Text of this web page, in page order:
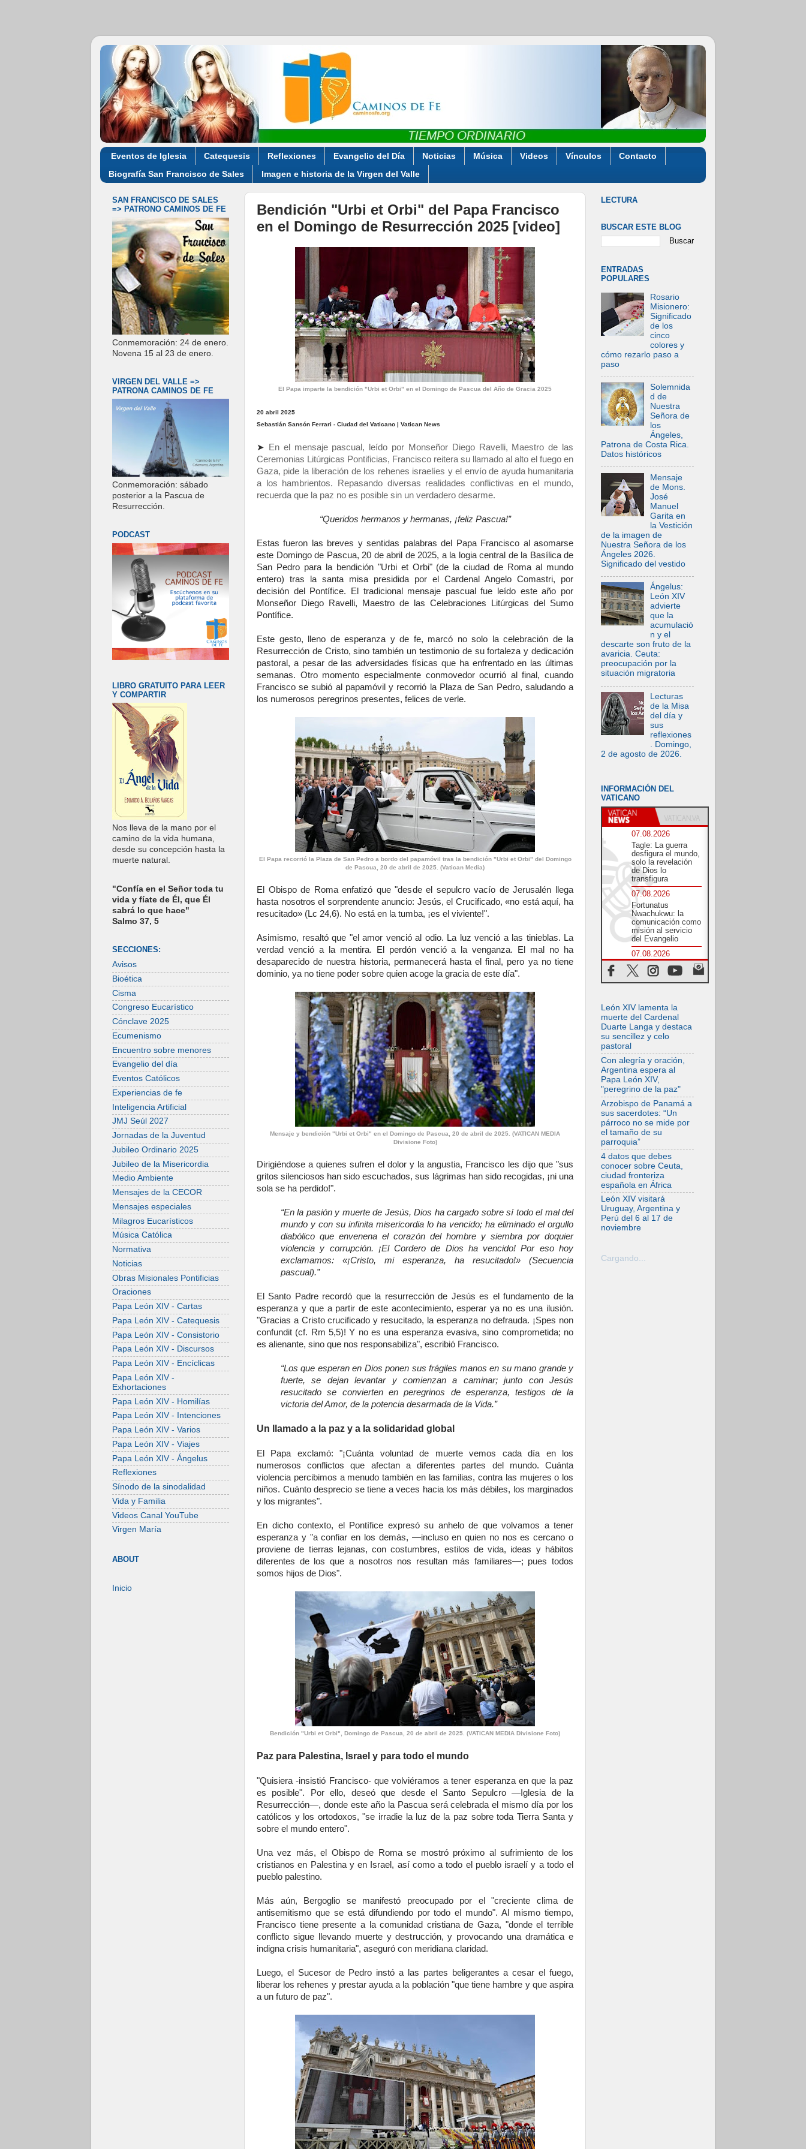
Eventos de Iglesia Catequesis Reflexiones Evangelio del Día Noticias Música Videos Vínculos
Contacto
Biografía San Francisco de Sales
Imagen e historia de la Virgen del Valle
Bendición "Urbi et Orbi" del Papa Francisco
en el Domingo de Resurrección 2025 [video]
El Papa imparte la bendición "Urbi et Orbi" en el Domingo de Pascua del Año de Gracia 2025
20 abril 2025
Sebastián Sansón Ferrari - Ciudad del Vaticano | Vatican News
➤
En el mensaje pascual, leído por Monseñor Diego Ravelli, Maestro de las
Ceremonias Litúrgicas Pontificias, Francisco reitera su llamado al alto el fuego en
Gaza, pide la liberación de los rehenes israelíes y el envío de ayuda humanitaria
a los hambrientos. Repasando diversas realidades conflictivas en el mundo,
recuerda que la paz no es posible sin un verdadero desarme.
“Queridos hermanos y hermanas, ¡feliz Pascua!”
Estas fueron las breves y sentidas palabras del Papa Francisco al asomarse
este Domingo de Pascua, 20 de abril de 2025, a la logia central de la Basílica de
San Pedro para la bendición "Urbi et Orbi" (de la ciudad de Roma al mundo
entero) tras la santa misa presidida por el Cardenal Angelo Comastri, por
decisión del Pontífice. El tradicional mensaje pascual fue leído este año por
Monseñor Diego Ravelli, Maestro de las Celebraciones Litúrgicas del Sumo
Pontífice.
Este gesto, lleno de esperanza y de fe, marcó no solo la celebración de la
Resurrección de Cristo, sino también un testimonio de su fortaleza y dedicación
pastoral, a pesar de las adversidades físicas que ha enfrentado en las últimas
semanas. Otro momento especialmente conmovedor ocurrió al final, cuando
Francisco se subió al papamóvil y recorrió la Plaza de San Pedro, saludando a
los numerosos peregrinos presentes, felices de verle.
El Papa recorrió la Plaza de San Pedro a bordo del papamóvil tras la bendición "Urbi et Orbi" del Domingo
de Pascua, 20 de abril de 2025. (Vatican Media)
El Obispo de Roma enfatizó que "desde el sepulcro vacío de Jerusalén llega
hasta nosotros el sorprendente anuncio: Jesús, el Crucificado, «no está aquí, ha
resucitado» (Lc 24,6). No está en la tumba, ¡es el viviente!".
Asimismo, resaltó que "el amor venció al odio. La luz venció a las tinieblas. La
verdad venció a la mentira. El perdón venció a la venganza. El mal no ha
desaparecido de nuestra historia, permanecerá hasta el final, pero ya no tiene
dominio, ya no tiene poder sobre quien acoge la gracia de este día".
Mensaje y bendición "Urbi et Orbi" en el Domingo de Pascua, 20 de abril de 2025. (VATICAN MEDIA
Divisione Foto)
Dirigiéndose a quienes sufren el dolor y la angustia, Francisco les dijo que "sus
gritos silenciosos han sido escuchados, sus lágrimas han sido recogidas, ¡ni una
sola se ha perdido!".
“En la pasión y muerte de Jesús, Dios ha cargado sobre sí todo el mal del
mundo y con su infinita misericordia lo ha vencido; ha eliminado el orgullo
diabólico que envenena el corazón del hombre y siembra por doquier
violencia y corrupción. ¡El Cordero de Dios ha vencido! Por eso hoy
exclamamos: «¡Cristo, mi esperanza, ha resucitado!» (Secuencia
pascual).”
El Santo Padre recordó que la resurrección de Jesús es el fundamento de la
esperanza y que a partir de este acontecimiento, esperar ya no es una ilusión.
"Gracias a Cristo crucificado y resucitado, la esperanza no defrauda. ¡Spes non
confundit (cf. Rm 5,5)! Y no es una esperanza evasiva, sino comprometida; no
es alienante, sino que nos responsabiliza", escribió Francisco.
“Los que esperan en Dios ponen sus frágiles manos en su mano grande y
fuerte, se dejan levantar y comienzan a caminar; junto con Jesús
resucitado se convierten en peregrinos de esperanza, testigos de la
victoria del Amor, de la potencia desarmada de la Vida.”
Un llamado a la paz y a la solidaridad global
El Papa exclamó: "¡Cuánta voluntad de muerte vemos cada día en los
numerosos conflictos que afectan a diferentes partes del mundo. Cuánta
violencia percibimos a menudo también en las familias, contra las mujeres o los
niños. Cuánto desprecio se tiene a veces hacia los más débiles, los marginados
y los migrantes".
En dicho contexto, el Pontífice expresó su anhelo de que volvamos a tener
esperanza y "a confiar en los demás, —incluso en quien no nos es cercano o
proviene de tierras lejanas, con costumbres, estilos de vida, ideas y hábitos
diferentes de los que a nosotros nos resultan más familiares—; pues todos
somos hijos de Dios".
Bendición "Urbi et Orbi", Domingo de Pascua, 20 de abril de 2025. (VATICAN MEDIA Divisione Foto)
Paz para Palestina, Israel y para todo el mundo
"Quisiera -insistió Francisco- que volviéramos a tener esperanza en que la paz
es posible". Por ello, deseó que desde el Santo Sepulcro —Iglesia de la
Resurrección—, donde este año la Pascua será celebrada el mismo día por los
católicos y los ortodoxos, "se irradie la luz de la paz sobre toda Tierra Santa y
sobre el mundo entero".
Una vez más, el Obispo de Roma se mostró próximo al sufrimiento de los
cristianos en Palestina y en Israel, así como a todo el pueblo israelí y a todo el
pueblo palestino.
Más aún, Bergoglio se manifestó preocupado por el "creciente clima de
antisemitismo que se está difundiendo por todo el mundo". Al mismo tiempo,
Francisco tiene presente a la comunidad cristiana de Gaza, "donde el terrible
conflicto sigue llevando muerte y destrucción, y provocando una dramática e
indigna crisis humanitaria", aseguró con meridiana claridad.
Luego, el Sucesor de Pedro instó a las partes beligerantes a cesar el fuego,
liberar los rehenes y prestar ayuda a la población "que tiene hambre y que aspira
a un futuro de paz".
SAN FRANCISCO DE SALES
=> PATRONO CAMINOS DE FE
Conmemoración: 24 de enero.
Novena 15 al 23 de enero.
VIRGEN DEL VALLE =>
PATRONA CAMINOS DE FE
Conmemoración: sábado
posterior a la Pascua de
Resurrección.
PODCAST
LIBRO GRATUITO PARA LEER
Y COMPARTIR
Nos lleva de la mano por el
camino de la vida humana,
desde su concepción hasta la
muerte natural.
"Confía en el Señor toda tu
vida y fíate de Él, que Él
sabrá lo que hace"
Salmo 37, 5
SECCIONES:
Avisos
Bioética
Cisma
Congreso Eucarístico
Cónclave 2025
Ecumenismo
Encuentro sobre menores
Evangelio del día
Eventos Católicos
Experiencias de fe
Inteligencia Artificial
JMJ Seúl 2027
Jornadas de la Juventud
Jubileo Ordinario 2025
Jubileo de la Misericordia
Medio Ambiente
Mensajes de la CECOR
Mensajes especiales
Milagros Eucarísticos
Música Católica
Normativa
Noticias
Obras Misionales Pontificias
Oraciones
Papa León XIV - Cartas
Papa León XIV - Catequesis
Papa León XIV - Consistorio
Papa León XIV - Discursos
Papa León XIV - Encíclicas
Papa León XIV -
Exhortaciones
Papa León XIV - Homilías
Papa León XIV - Intenciones
Papa León XIV - Varios
Papa León XIV - Viajes
Papa León XIV - Ángelus
Reflexiones
Sínodo de la sinodalidad
Vida y Familia
Videos Canal YouTube
Virgen María
ABOUT
Inicio
LECTURA
BUSCAR ESTE BLOG
ENTRADAS
POPULARES
Rosario
Misionero:
Significado
de los
cinco
colores y
cómo rezarlo paso a
paso
Solemnida
d de
Nuestra
Señora de
los
Ángeles,
Patrona de Costa Rica.
Datos históricos
Mensaje
de Mons.
José
Manuel
Garita en
la Vestición
de la imagen de
Nuestra Señora de los
Ángeles 2026.
Significado del vestido
Ángelus:
León XIV
advierte
que la
acumulació
n y el
descarte son fruto de la
avaricia. Ceuta:
preocupación por la
situación migratoria
Lecturas
de la Misa
del día y
sus
reflexiones
. Domingo,
2 de agosto de 2026.
INFORMACIÓN DEL
VATICANO
07.08.2026
Tagle: La guerra
desfigura el mundo,
solo la revelación
de Dios lo
transfigura
07.08.2026
Fortunatus
Nwachukwu: la
comunicación como
misión al servicio
del Evangelio
07.08.2026
SIGNIS 2026, dar
voz a las religiosas
en el espacio
07.08.2026
Lanzan un proyecto
de empoderamiento
digital para mujeres
líderes en África
07.08.2026
Programa oficial del
Viaje Apostólico del
Papa León XIV a
Francia
07.08.2026
Obispos de
Ecuador: El bien de
las familias no
admite premuras
legislativas
06.08.2026
Cardenal Parolin: La
paz comienza con
la empatía al dolor
del otro
06.08.2026
Fray Marco Vianelli:
en la Escuela de
León XIV lamenta la
muerte del Cardenal
Duarte Langa y destaca
su sencillez y celo
pastoral
Con alegría y oración,
Argentina espera al
Papa León XIV,
"peregrino de la paz"
Arzobispo de Panamá a
sus sacerdotes: “Un
párroco no se mide por
el tamaño de su
parroquia”
4 datos que debes
conocer sobre Ceuta,
ciudad fronteriza
española en África
León XIV visitará
Uruguay, Argentina y
Perú del 6 al 17 de
noviembre
Cargando...